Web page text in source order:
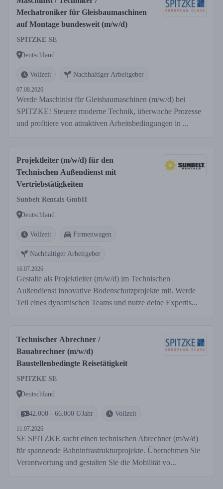
Mechatroniker für Gleisbaumaschinen
auf Montage bundesweit (m/w/d)
SPITZKE SE
Deutschland
Vollzeit Nachhaltiger Arbeitgeber
07.08.2026
Werde Maschinist für Gleisbaumaschinen (m/w/d) bei
SPITZKE! Steuere moderne Technik, überwache Prozesse
und profitiere von attraktiven Arbeitsbedingungen in ...
Projektleiter (m/w/d) für den
Technischen Außendienst mit
Vertriebstätigkeiten
Sunbelt Rentals GmbH
Deutschland
Vollzeit Firmenwagen
Nachhaltiger Arbeitgeber
16.07.2026
Gestalte als Projektleiter (m/w/d) im Technischen
Außendienst innovative Bodenschutzprojekte mit. Werde
Teil eines dynamischen Teams und nutze deine Expertis...
Technischer Abrechner /
Bauabrechner (m/w/d)
Baustellenbedingte Reisetätigkeit
SPITZKE SE
Deutschland
42.000 - 66.000 €/Jahr Vollzeit
11.07.2026
SE SPITZKE sucht einen technischen Abrechner (m/w/d)
für spannende Bahninfrastrukturprojekte. Übernehmen Sie
Verantwortung und gestalten Sie die Mobilität vo...